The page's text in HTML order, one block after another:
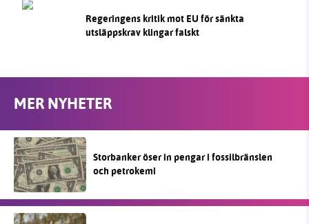
Regeringens kritik mot EU för sänkta
utsläppskrav klingar falskt
MER NYHETER
Storbanker öser in pengar i fossilbränslen
och petrokemi